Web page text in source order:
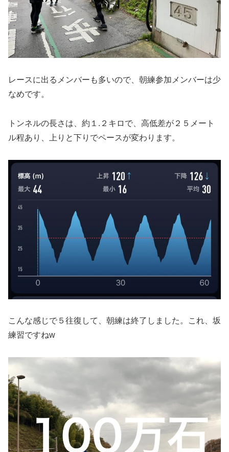
レースに出るメンバーも多いので、朝練参加メンバーは少
なめです。
トンネルの長さは、約１.２キロで、高低差が２５メート
ル程あり、上りと下りでペースが変わります。
こんな感じで５往復して、朝練は終了しました。これ、坂
練習ですねw